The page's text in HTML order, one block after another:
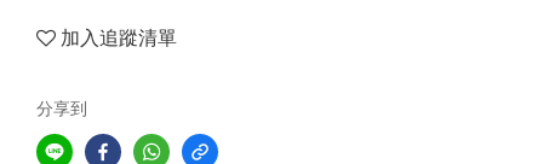
加入追蹤清單
分享到